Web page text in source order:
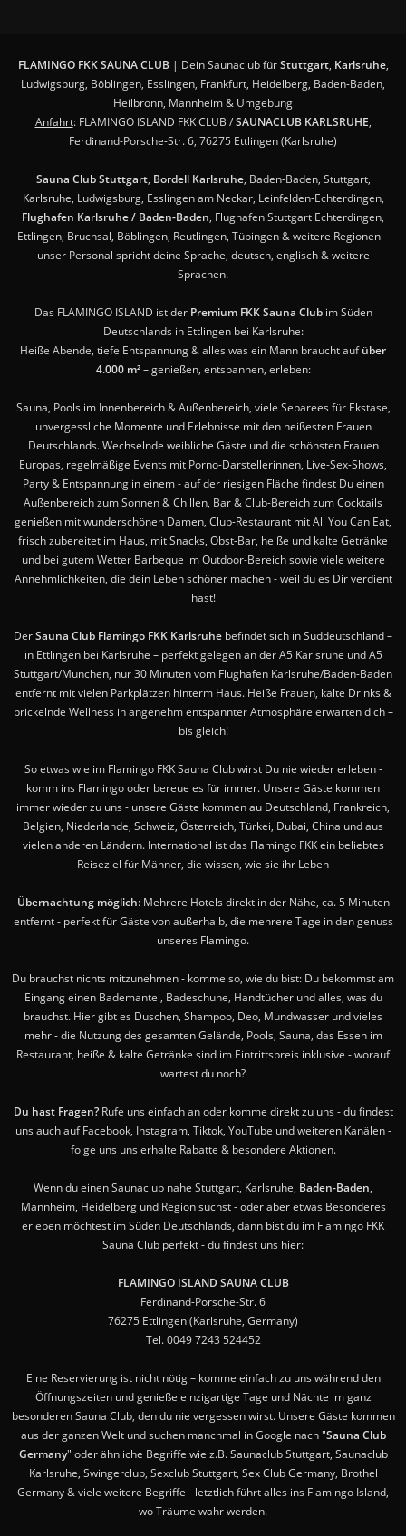
FLAMINGO FKK SAUNA CLUB| Dein Saunaclub fürStuttgart, Karlsruhe,
Ludwigsburg, Böblingen, Esslingen, Frankfurt, Heidelberg, Baden-Baden,
Heilbronn, Mannheim & Umgebung
Anfahrt: FLAMINGO ISLAND FKK CLUB /SAUNACLUB KARLSRUHE,
Ferdinand-Porsche-Str. 6, 76275 Ettlingen (Karlsruhe)
Sauna Club Stuttgart, Bordell Karlsruhe, Baden-Baden, Stuttgart,
Karlsruhe, Ludwigsburg, Esslingen am Neckar, Leinfelden-Echterdingen,
Flughafen Karlsruhe / Baden-Baden, Flughafen Stuttgart Echterdingen,
Ettlingen, Bruchsal, Böblingen, Reutlingen, Tübingen & weitere Regionen –
unser Personal spricht deine Sprache, deutsch, englisch & weitere
Sprachen.
Das FLAMINGO ISLAND ist der Premium FKK Sauna Clubim Süden
Deutschlands in Ettlingen bei Karlsruhe:
Heiße Abende, tiefe Entspannung & alles was ein Mann braucht aufüber
4.000 m²– genießen, entspannen, erleben:
Sauna, Pools im Innenbereich & Außenbereich, viele Separees für Ekstase,
unvergessliche Momente und Erlebnisse mit den heißesten Frauen
Deutschlands. Wechselnde weibliche Gäste und die schönsten Frauen
Europas, regelmäßige Events mit Porno-Darstellerinnen, Live-Sex-Shows,
Party & Entspannung in einem - auf der riesigen Fläche findest Du einen
Außenbereich zum Sonnen & Chillen, Bar & Club-Bereich zum Cocktails
genießen mit wunderschönen Damen, Club-Restaurant mit All You Can Eat,
frisch zubereitet im Haus, mit Snacks, Obst-Bar, heiße und kalte Getränke
und bei gutem Wetter Barbeque im Outdoor-Bereich sowie viele weitere
Annehmlichkeiten, die dein Leben schöner machen - weil du es Dir verdient
hast!
DerSauna Club Flamingo FKK Karlsruhe befindet sich in Süddeutschland –
in Ettlingen bei Karlsruhe – perfekt gelegen an der A5 Karlsruhe und A5
Stuttgart/München, nur 30 Minuten vom Flughafen Karlsruhe/Baden-Baden
entfernt mit vielen Parkplätzen hinterm Haus. Heiße Frauen, kalte Drinks &
prickelnde Wellness in angenehm entspannter Atmosphäre erwarten dich –
bis gleich!
So etwas wie im Flamingo FKK Sauna Club wirst Du nie wieder erleben -
komm ins Flamingo oder bereue es für immer. Unsere Gäste kommen
immer wieder zu uns - unsere Gäste kommen au Deutschland, Frankreich,
Belgien, Niederlande, Schweiz, Österreich, Türkei, Dubai, China und aus
vielen anderen Ländern. International ist das Flamingo FKK ein beliebtes
Reiseziel für Männer, die wissen, wie sie ihr Leben
Übernachtung möglich: Mehrere Hotels direkt in der Nähe, ca. 5 Minuten
entfernt - perfekt für Gäste von außerhalb, die mehrere Tage in den genuss
unseres Flamingo.
Du brauchst nichts mitzunehmen - komme so, wie du bist: Du bekommst am
Eingang einen Bademantel, Badeschuhe, Handtücher und alles, was du
brauchst. Hier gibt es Duschen, Shampoo, Deo, Mundwasser und vieles
mehr - die Nutzung des gesamten Gelände, Pools, Sauna, das Essen im
Restaurant, heiße & kalte Getränke sind im Eintrittspreis inklusive - worauf
wartest du noch?
Du hast Fragen?Rufe uns einfach an oder komme direkt zu uns - du findest
uns auch auf Facebook, Instagram, Tiktok, YouTube und weiteren Kanälen -
folge uns uns erhalte Rabatte & besondere Aktionen.
Wenn du einen Saunaclub nahe Stuttgart, Karlsruhe, Baden-Baden,
Mannheim, Heidelberg und Region suchst - oder aber etwas Besonderes
erleben möchtest im Süden Deutschlands, dann bist du im Flamingo FKK
Sauna Club perfekt - du findest uns hier:
FLAMINGO ISLAND SAUNA CLUB
Ferdinand-Porsche-Str. 6
76275 Ettlingen (Karlsruhe, Germany)
Tel. 0049 7243 524452
Eine Reservierung ist nicht nötig – komme einfach zu uns während den
Öffnungszeiten und genieße einzigartige Tage und Nächte im ganz
besonderen Sauna Club, den du nie vergessen wirst. Unsere Gäste kommen
aus der ganzen Welt und suchen manchmal in Google nach "Sauna Club
Germany" oder ähnliche Begriffe wie z.B. Saunaclub Stuttgart, Saunaclub
Karlsruhe, Swingerclub, Sexclub Stuttgart, Sex Club Germany, Brothel
Germany & viele weitere Begriffe - letztlich führt alles ins Flamingo Island,
wo Träume wahr werden.